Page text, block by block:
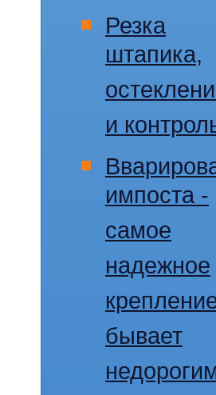
Резка
штапика,
и
импоста -
самое
надежное
бывает